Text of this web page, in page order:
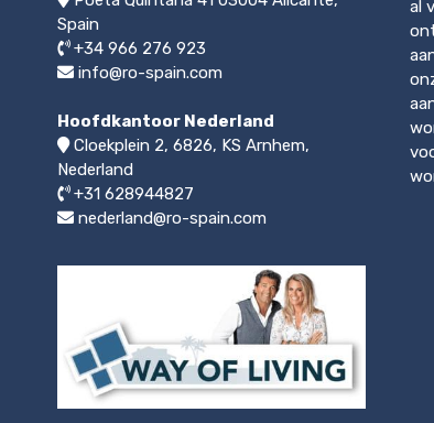
Spain
+34 966 276 923
info@ro-spain.com
Hoofdkantoor Nederland
Cloekplein 2, 6826, KS Arnhem,
Nederland
+31 628944827
nederland@ro-spain.com
al